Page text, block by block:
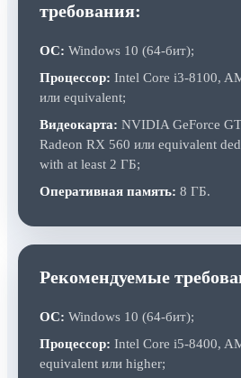
требования:
ОС: Windows 10 (64-бит);
Процессор: Intel Core i3‑8100,
или equivalent;
Видеокарта: NVIDIA GeForce
Radeon RX 560 или equivalent
with at least 2 ГБ;
Оперативная память: 8 ГБ.
Рекомендуемые
ОС: Windows 10 (64-бит);
Процессор: Intel Core i5‑8400,
equivalent или higher;